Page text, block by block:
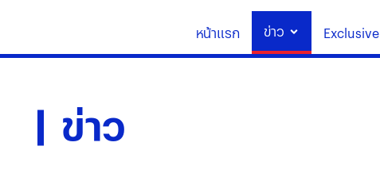
หน้าแรก ข่าว Exclusive
ข่าว